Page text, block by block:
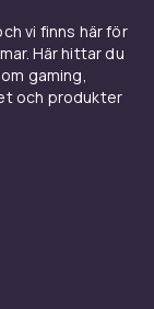
svensk
Mackie
vi finns här för
Här hittar du
gaming,
och produkter